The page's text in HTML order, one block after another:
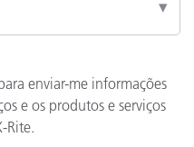
enviar-me informações
e os produtos e serviços
Rite.